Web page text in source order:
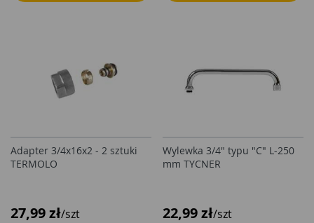
Adapter 3/4x16x2 - 2 sztuki
TERMOLO
27,99 zł/szt
Wylewka 3/4" typu "C" L-250
mm TYCNER
22,99 zł/szt